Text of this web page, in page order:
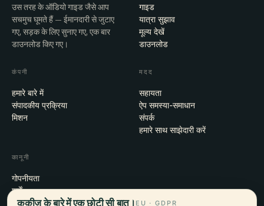
उस तरह के ऑडियो गाइड जैसे आप
सचमुच घूमते हैं — ईमानदारी से जुटाए
गए, सड़क के लिए सुनाए गए, एक बार
डाउनलोड किए गए।
गाइड
यात्रा सुझाव
मूल्य देखें
डाउनलोड
कंपनी
हमारे बारे में
संपादकीय प्रक्रिया
मिशन
मदद
सहायता
ऐप समस्या-समाधान
संपर्क
हमारे साथ साझेदारी करें
कानूनी
गोपनीयता
शर्तें
कुकी सेटिंग्स
कुकीज़ के बारे में एक छोटी सी बात। EU · GDPR